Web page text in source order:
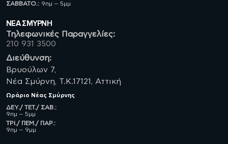
ΣΑΒBATO.: 9πμ – 5μμ
ΝΈΑ ΣΜΥΡΝΗ
Τηλεφωνικές Παραγγελίες:
210 931 3500
Διεύθυνση:
Βρυούλων 7,
Νέα Σμύρνη, Τ.Κ.17121, Αττική
Ωράριο Νέας Σμύρνης
ΔΕΥ./ ΤΕΤ./ ΣΑΒ.:
9πμ – 5μμ
ΤΡΙ./ ΠΕΜ./ ΠΑΡ.:
9πμ – 9μμ